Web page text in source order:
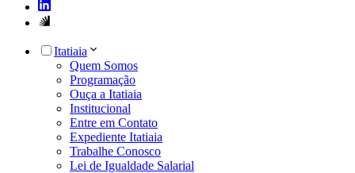
Itatiaia
Quem Somos
Programação
Ouça a Itatiaia
Institucional
Entre em Contato
Expediente Itatiaia
Trabalhe Conosco
Lei de Igualdade Salarial